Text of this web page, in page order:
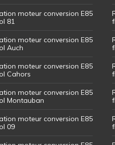
moteur conversion E85
81
moteur conversion E85
Auch
moteur conversion E85
Cahors
moteur conversion E85
Montauban
moteur conversion E85
09